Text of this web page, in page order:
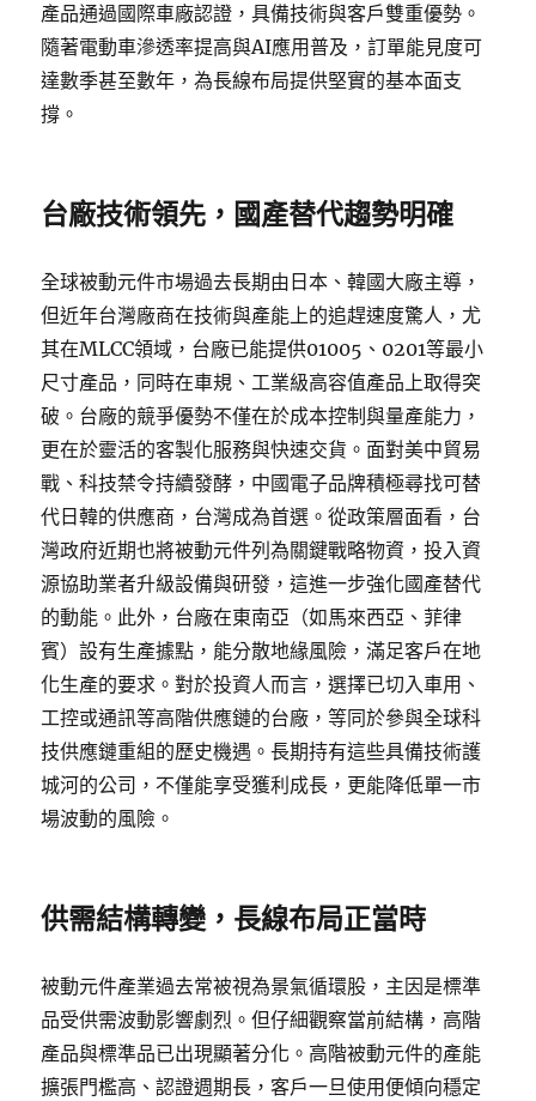
產品通過國際車廠認證，具備技術與客戶雙重優勢。
隨著電動車滲透率提高與AI應用普及，訂單能見度可
達數季甚至數年，為長線布局提供堅實的基本面支
撐。
台廠技術領先，國產替代趨勢明確
全球被動元件市場過去長期由日本、韓國大廠主導，
但近年台灣廠商在技術與產能上的追趕速度驚人，尤
其在MLCC領域，台廠已能提供01005、0201等最小
尺寸產品，同時在車規、工業級高容值產品上取得突
破。台廠的競爭優勢不僅在於成本控制與量產能力，
更在於靈活的客製化服務與快速交貨。面對美中貿易
戰、科技禁令持續發酵，中國電子品牌積極尋找可替
代日韓的供應商，台灣成為首選。從政策層面看，台
灣政府近期也將被動元件列為關鍵戰略物資，投入資
源協助業者升級設備與研發，這進一步強化國產替代
的動能。此外，台廠在東南亞（如馬來西亞、菲律
賓）設有生產據點，能分散地緣風險，滿足客戶在地
化生產的要求。對於投資人而言，選擇已切入車用、
工控或通訊等高階供應鏈的台廠，等同於參與全球科
技供應鏈重組的歷史機遇。長期持有這些具備技術護
城河的公司，不僅能享受獲利成長，更能降低單一市
場波動的風險。
供需結構轉變，長線布局正當時
被動元件產業過去常被視為景氣循環股，主因是標準
品受供需波動影響劇烈。但仔細觀察當前結構，高階
產品與標準品已出現顯著分化。高階被動元件的產能
擴張門檻高、認證週期長，客戶一旦使用便傾向穩定